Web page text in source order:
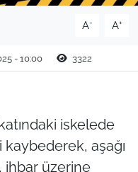
A- A+
- 10:00 3322
iskelede
kaybederek, aşağı
, ihbar üzerine